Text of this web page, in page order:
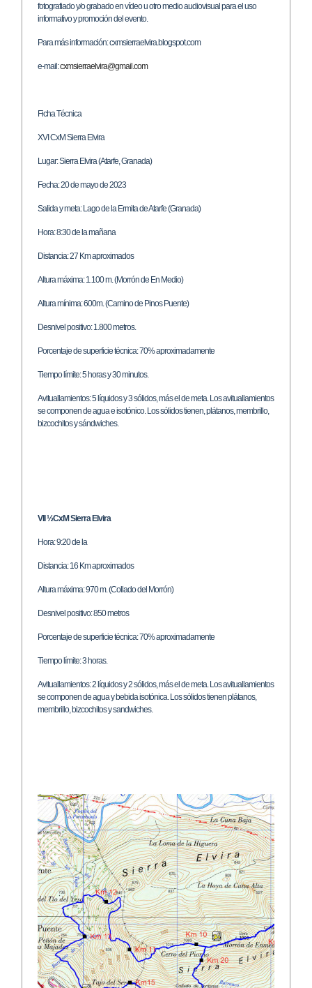
fotografiado y/o grabado en vídeo u otro medio audiovisual para el uso
informativo y promoción del evento.
Para más información: cxmsierraelvira.blogspot.com
e-mail:cxmsierraelvira@gmail.com
Ficha Técnica
XVI CxM Sierra Elvira
Lugar: Sierra Elvira (Atarfe, Granada)
Fecha: 20 de mayo de 2023
Salida y meta: Lago de la Ermita de Atarfe (Granada)
Hora: 8:30 de la mañana
Distancia: 27 Km aproximados
Altura máxima: 1.100 m. (Morrón de En Medio)
Altura mínima: 600m. (Camino de Pinos Puente)
Desnivel positivo: 1.800 metros.
Porcentaje de superficie técnica: 70% aproximadamente
Tiempo límite: 5 horas y 30 minutos.
Avituallamientos: 5 líquidos y 3 sólidos, más el de meta. Los avituallamientos
se componen de agua e isotónico. Los sólidos tienen, plátanos, membrillo,
bizcochitos y sándwiches.
VII ½CxM Sierra Elvira
Hora: 9:20 de la
Distancia: 16 Km aproximados
Altura máxima: 970 m. (Collado del Morrón)
Desnivel positivo: 850 metros
Porcentaje de superficie técnica: 70% aproximadamente
Tiempo límite: 3 horas.
Avituallamientos: 2 líquidos y 2 sólidos, más el de meta. Los avituallamientos
se componen de agua y bebida isotónica. Los sólidos tienen plátanos,
membrillo, bizcochitos y sandwiches.